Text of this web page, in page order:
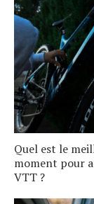
Quel est le
moment pour
VTT ?